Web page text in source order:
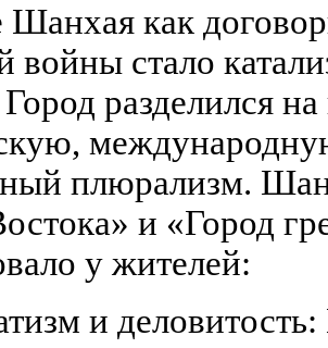
как
стало
разделился
плюрализм.
и «Город
у жителей:
и деловитость: